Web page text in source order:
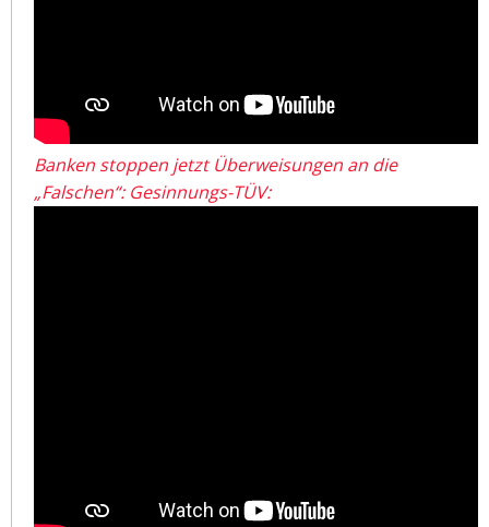
Banken stoppen jetzt Überweisungen an die
„Falschen“: Gesinnungs-TÜV: